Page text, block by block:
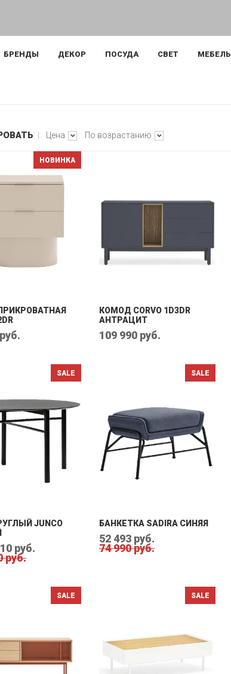
БРЕНДЫ ДЕКОР ПОСУДА СВЕТ МЕБЕЛЬ
Цена По возрастанию
НОВИНКА
КОМОД CORVO 1D3DR
АНТРАЦИТ
109 990 руб.
JUNCO
руб.
руб.
БАНКЕТКА SADIRA СИНЯЯ
52 493 руб.
74 990 руб.